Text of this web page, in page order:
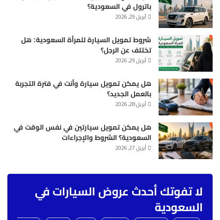
باترول في السعودية؟
أبريل 29, 2026
شروط تمويل السيارة للمرأة السعودية: هل
تختلف عن الرجل؟
أبريل 29, 2026
هل يمكن تمويل سيارة وأنت في فترة التجربة
بالعمل الجديد؟
أبريل 28, 2026
هل يمكن تمويل سيارتين في نفس الوقت في
السعودية؟ الشروط والإجراءات
أبريل 27, 2026
لا تفوتك أحدث عروض السيارات في
السعودية